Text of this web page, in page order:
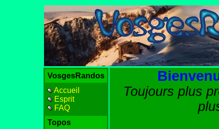
VosgesRandos
Accueil
Esprit
FAQ
Topos
Toujours plus